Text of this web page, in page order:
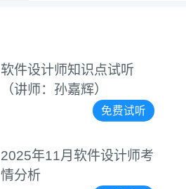
软件设计师知识点试听
（讲师：孙嘉辉）
免费试听
2025年11月软件设计师考
情分析